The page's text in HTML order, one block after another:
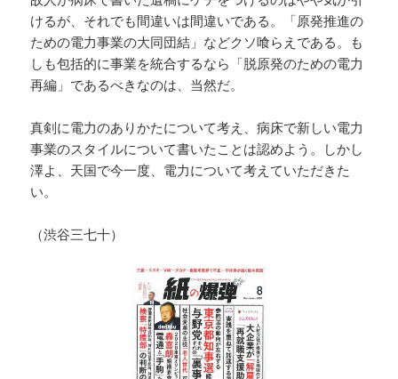
けるが、それでも間違いは間違いである。「原発推進の
ための電力事業の大同団結」などクソ喰らえである。も
しも包括的に事業を統合するなら「脱原発のための電力
再編」であるべきなのは、当然だ。
真剣に電力のありかたについて考え、病床で新しい電力
事業のスタイルについて書いたことは認めよう。しかし
澤よ、天国で今一度、電力について考えていただきた
い。
（渋谷三七十）